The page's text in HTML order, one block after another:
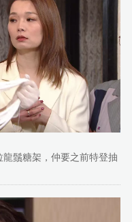
鬚糖架，仲要之前特登抽